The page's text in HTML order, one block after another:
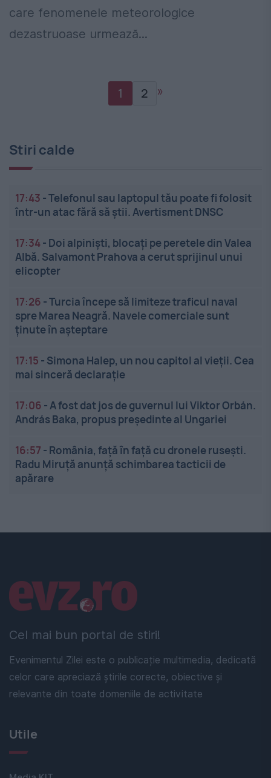
care fenomenele meteorologice
dezastruoase urmează...
1 2 »
Stiri calde
17:43 -Telefonul sau laptopul tău poate fi folosit
într-un atac fără să știi. Avertisment DNSC
17:34- Doi alpiniști, blocați pe peretele din Valea
Albă. Salvamont Prahova a cerut sprijinul unui
elicopter
17:26 -Turcia începe să limiteze traficul naval
spre Marea Neagră. Navele comerciale sunt
ținute în așteptare
17:15 - Simona Halep, un nou capitol al vieții. Cea
mai sinceră declarație
17:06 -A fost dat jos de guvernul lui Viktor Orbán.
András Baka, propus președinte al Ungariei
16:57 - România, față în față cu dronele rusești.
Radu Miruță anunță schimbarea tacticii de
apărare
Cel mai bun portal de stiri!
Evenimentul Zilei este o publicație multimedia, dedicată
celor care apreciază știrile corecte, obiective și
relevante din toate domeniile de activitate
Linkuri utile
Utile